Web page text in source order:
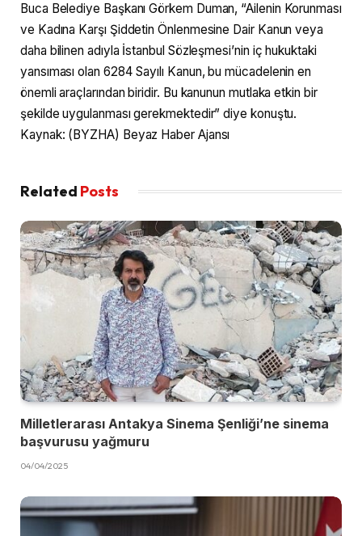
Buca Belediye Başkanı Görkem Duman, “Ailenin Korunması
ve Kadına Karşı Şiddetin Önlenmesine Dair Kanun veya
daha bilinen adıyla İstanbul Sözleşmesi’nin iç hukuktaki
yansıması olan 6284 Sayılı Kanun, bu mücadelenin en
önemli araçlarından biridir. Bu kanunun mutlaka etkin bir
şekilde uygulanması gerekmektedir” diye konuştu.
Kaynak: (BYZHA) Beyaz Haber Ajansı
Related Posts
Milletlerarası Antakya Sinema Şenliği’ne sinema
başvurusu yağmuru
04/04/2025